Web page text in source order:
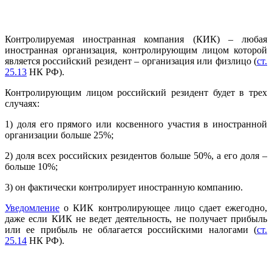
Контролируемая иностранная компания (КИК) – любая
иностранная организация, контролирующим лицом которой
является российский резидент – организация или физлицо (ст.
25.13 НК РФ).
Контролирующим лицом российский резидент будет в трех
случаях:
1) доля его прямого или косвенного участия в иностранной
организации больше 25%;
2) доля всех российских резидентов больше 50%, а его доля –
больше 10%;
3) он фактически контролирует иностранную компанию.
Уведомление о КИК контролирующее лицо сдает ежегодно,
даже если КИК не ведет деятельность, не получает прибыль
или ее прибыль не облагается российскими налогами (ст.
25.14 НК РФ).